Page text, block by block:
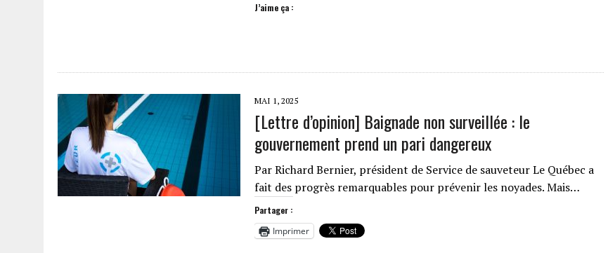
J’aime ça :
MAI 1, 2025
[Lettre d’opinion] Baignade non surveillée : le
gouvernement prend un pari dangereux
Par Richard Bernier, président de Service de sauveteur Le Québec a
fait des progrès remarquables pour prévenir les noyades. Mais…
Partager :
Imprimer